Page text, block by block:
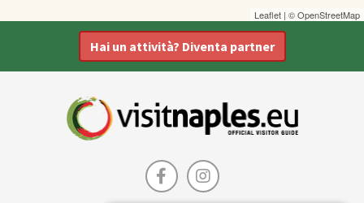
Leaflet | ©OpenStreetMap
Hai un attività? Diventa partner